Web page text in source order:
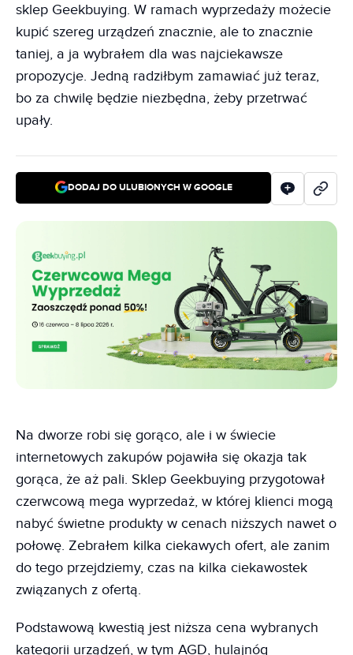
sklep Geekbuying. W ramach wyprzedaży możecie
kupić szereg urządzeń znacznie, ale to znacznie
taniej, a ja wybrałem dla was najciekawsze
propozycje. Jedną radziłbym zamawiać już teraz,
bo za chwilę będzie niezbędna, żeby przetrwać
upały.
DODAJ DO ULUBIONYCH W GOOGLE
Na dworze robi się gorąco, ale i w świecie
internetowych zakupów pojawiła się okazja tak
gorąca, że aż pali. Sklep Geekbuying przygotował
czerwcową mega wyprzedaż, w której klienci mogą
nabyć świetne produkty w cenach niższych nawet o
połowę. Zebrałem kilka ciekawych ofert, ale zanim
do tego przejdziemy, czas na kilka ciekawostek
związanych z ofertą.
Podstawową kwestią jest niższa cena wybranych
kategorii urządzeń, w tym AGD, hulajnóg